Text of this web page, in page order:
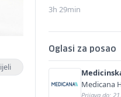
3h 29min
Oglasi za posao
Medicana
Prijava do: